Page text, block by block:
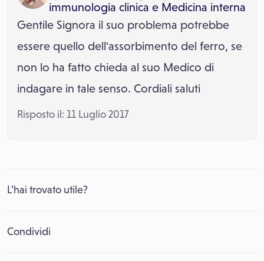
immunologia clinica e Medicina interna
Gentile Signora il suo problema potrebbe
essere quello dell'assorbimento del ferro, se
non lo ha fatto chieda al suo Medico di
indagare in tale senso. Cordiali saluti
Risposto il: 11 Luglio 2017
L’hai trovato utile?
Condividi